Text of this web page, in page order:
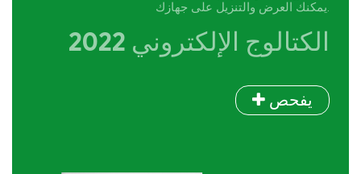
2022 الكتالوج الإلكتروني
يفحص